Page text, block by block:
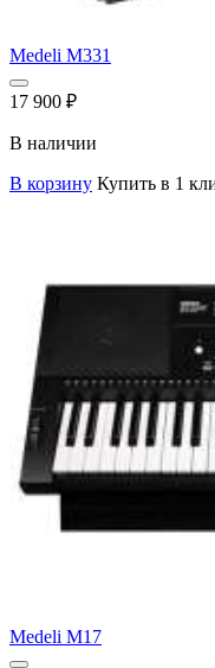
Medeli M331
17 900 ₽
В наличии
В корзину Купить в 1
Medeli M17